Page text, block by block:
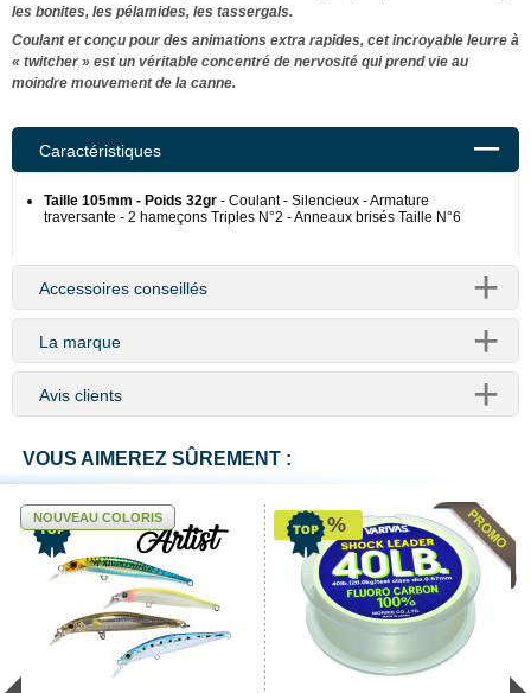
les bonites, les pélamides, les tassergals.
Coulant et conçu pour des animations extra rapides, cet incroyable leurre à
« twitcher » est un véritable concentré de nervosité qui prend vie au
moindre mouvement de la canne.
Caractéristiques
Taille 105mm - Poids 32gr - Coulant - Silencieux - Armature
traversante - 2 hameçons Triples N°2 - Anneaux brisés Taille N°6
Accessoires conseillés
La marque
Avis clients
VOUS AIMEREZ SÛREMENT :
NOUVEAU COLORIS -40 %